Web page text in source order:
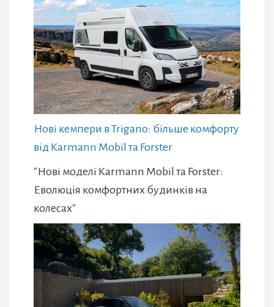
Нові кемпери в Trigano: більше комфорту
від Karmann Mobil та Forster
"Нові моделі Karmann Mobil та Forster:
Еволюція комфортних будинків на
колесах"